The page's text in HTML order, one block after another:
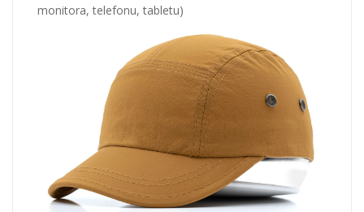
monitora, telefonu, tabletu)